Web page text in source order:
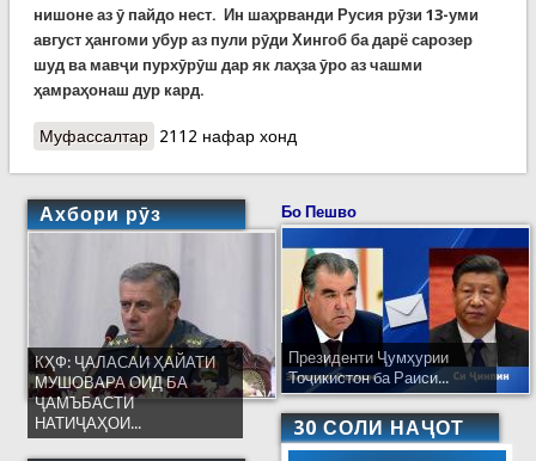
нишоне аз ӯ пайдо нест. Ин шаҳрванди Русия рӯзи 13-уми
август ҳангоми убур аз пули рӯди Хингоб ба дарё сарозер
шуд ва мавҷи пурхӯрӯш дар як лаҳза ӯро аз чашми
ҳамраҳонаш дур кард.
Муфассалтаро Ҷустуҷӯи ҷасади ҷаҳонгарди рус Ирина
2112 нафар хонд
Ахбори рӯз
КҲФ: ҶАЛАСАИ ҲАЙАТИ
МУШОВАРА ОИД БА
ҶАМЪБАСТИ
НАТИҶАҲОИ...
Бо Пешво
Президенти Ҷумҳурии
Тоҷикистон ба Раиси...
30 СОЛИ НАҶОТ